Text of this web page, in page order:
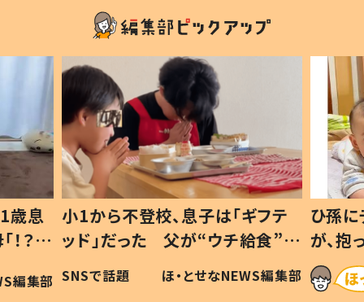
歳息
？」
編集部
小1から不登校、息子は「ギフテ
ッド」だった 父が“ウチ給食”を
作り続ける理由とは #令和の親
#令和の子
SNSで話題 ほ・とせなNEWS編集部
ひ孫
が、
「涙が
い」